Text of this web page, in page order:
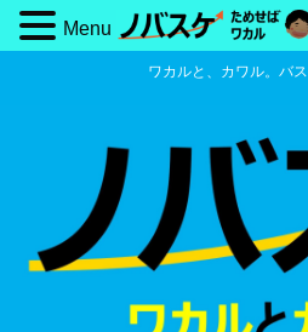
ワカルと、カワル。バ
Menu